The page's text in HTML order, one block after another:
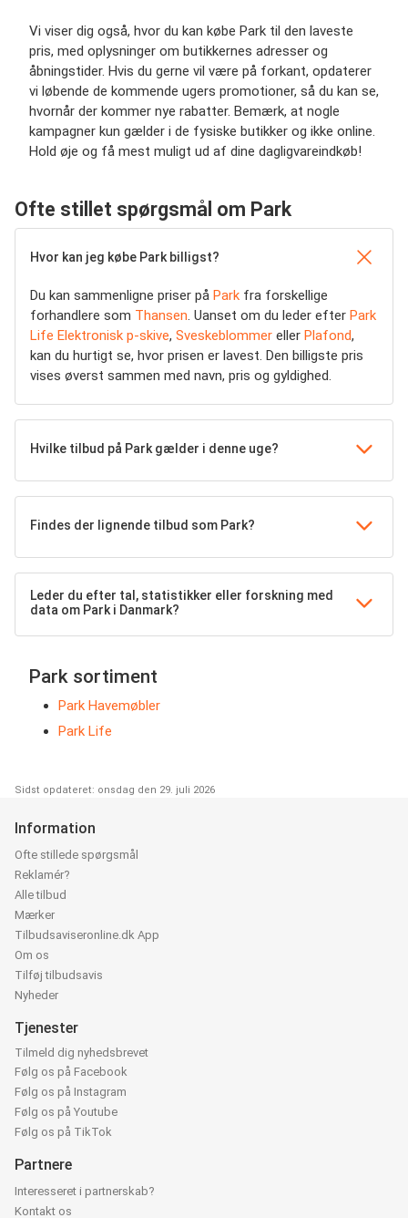
Vi viser dig også, hvor du kan købe Park til den laveste
pris, med oplysninger om butikkernes adresser og
åbningstider. Hvis du gerne vil være på forkant, opdaterer
vi løbende de kommende ugers promotioner, så du kan se,
hvornår der kommer nye rabatter. Bemærk, at nogle
kampagner kun gælder i de fysiske butikker og ikke online.
Hold øje og få mest muligt ud af dine dagligvareindkøb!
Ofte stillet spørgsmål om Park
Hvor kan jeg købe Park billigst?
Du kan sammenligne priser på Park fra forskellige
forhandlere som Thansen . Uanset om du leder efter Park
Life Elektronisk p-skive, Sveskeblommer eller Plafond,
kan du hurtigt se, hvor prisen er lavest. Den billigste pris
vises øverst sammen med navn, pris og gyldighed.
Hvilke tilbud på Park gælder i denne uge?
Findes der lignende tilbud som Park?
Leder du efter tal, statistikker eller forskning med
data om Park i Danmark?
Park sortiment
Park Havemøbler
Park Life
Sidst opdateret: onsdag den 29. juli 2026
Information
Ofte stillede spørgsmål
Reklamér?
Alle tilbud
Mærker
Tilbudsaviseronline.dk App
Om os
Tilføj tilbudsavis
Nyheder
Tjenester
Tilmeld dig nyhedsbrevet
Følg os på Facebook
Følg os på Instagram
Følg os på Youtube
Følg os på TikTok
Partnere
Interesseret i partnerskab?
Kontakt os